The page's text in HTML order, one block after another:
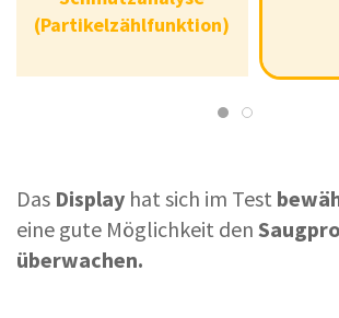
Schmutzanalyse
(Partikelzählfunktion)
(Partikelzählfunktion)
Das Display hat sich im Test
eine gute Möglichkeit den
überwachen.